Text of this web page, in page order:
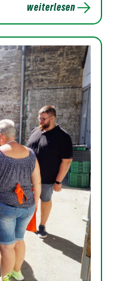
weiterlesen